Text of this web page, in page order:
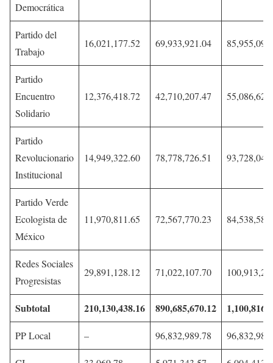
Democrática
Partido del
Trabajo
16,021,177.52 69,933,921.04
Partido
Encuentro
Solidario
12,376,418.72 42,710,207.47
Partido
Revolucionario
Institucional
14,949,322.60 78,778,726.51
Partido Verde
Ecologista de
México
11,970,811.65 72,567,770.23
Redes Sociales
Progresistas
29,891,128.12 71,022,107.70
Subtotal 210,130,438.16 890,685,670.12
PP Local – 96,832,989.78